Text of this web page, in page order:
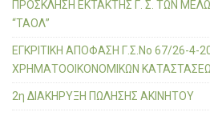
:
ΠΡΟΣΚΛΗΣΗ ΕΚΤΑΚΤΗΣ Γ. Σ. ΤΩΝ
“ΤΑΟΛ”
ΕΓΚΡΙΤΙΚΗ ΑΠΟΦΑΣΗ Γ.Σ.Νο 67/26-4-
ΧΡΗΜΑΤΟΟΙΚΟΝΟΜΙΚΩΝ
2η ΔΙΑΚΗΡΥΞΗ ΠΩΛΗΣΗΣ ΑΚΙΝΗΤΟΥ